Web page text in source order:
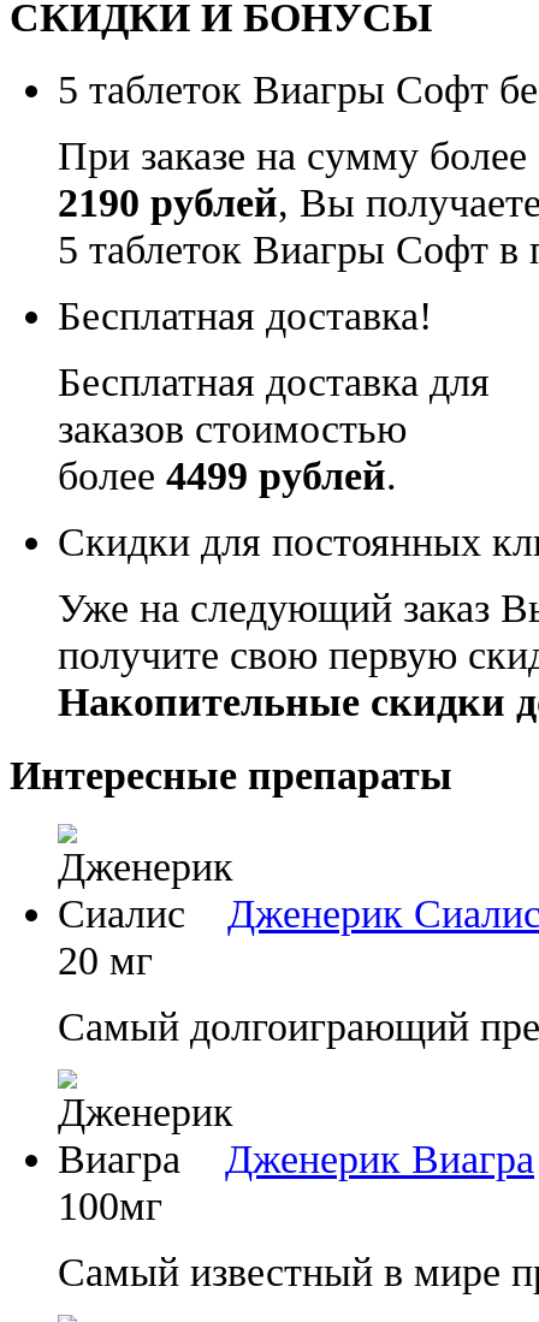
СКИДКИ И БОНУСЫ
5 таблеток Виагры Софт
При заказе на сумму более
2190 рублей, Вы
5 таблеток Виагры Софт в
Бесплатная доставка!
Бесплатная доставка для
заказов стоимостью
более 4499 рублей.
Скидки для постоянных
Уже на следующий заказ
получите свою первую
Накопительные скидки
Интересные препараты
Дженерик
20 мг
Самый долгоиграющий
Дженерик Виагра
100мг
Самый известный в мире